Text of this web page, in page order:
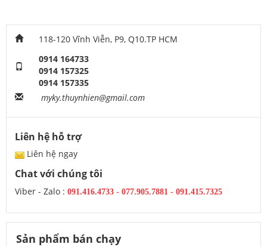
118-120 Vĩnh Viễn, P9, Q10.TP HCM
0914 164733
0914 157325
0914 157335
myky.thuynhien@gmail.com
Liên hệ hỗ trợ
Liên hệ ngay
Chat với chúng tôi
Viber - Zalo : 091.416.4733 - 077.905.7881 - 091.415.7325
Sản phẩm bán chạy